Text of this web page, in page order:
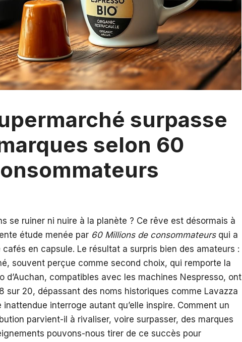
surpasse
selon 60
se ruiner ni nuire à la planète ? Ce rêve est désormais à
étude menée par 60 Millions de consommateursqui a
en capsule. Le résultat a surpris bien des amateurs :
souvent perçue comme second choix, qui remporte la
d’Auchan, compatibles avec les machines Nespresso, ont
sur 20, dépassant des noms historiques comme Lavazza
interroge autant qu’elle inspire. Comment un
parvient-il à rivaliser, voire surpasser, des marques
pouvons-nous tirer de ce succès pour